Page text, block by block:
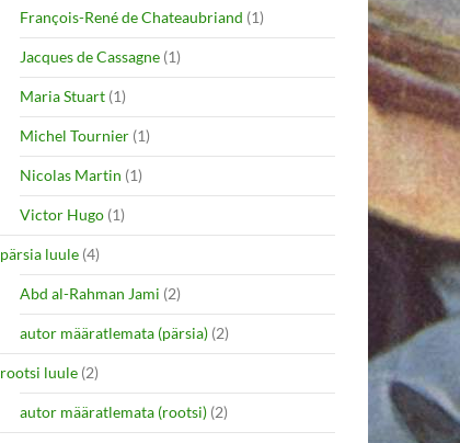
François-René de Chateaubriand (1)
Jacques de Cassagne (1)
Maria Stuart (1)
Michel Tournier (1)
Nicolas Martin (1)
Victor Hugo (1)
pärsia luule (4)
Abd al-Rahman Jami (2)
autor määratlemata (pärsia) (2)
rootsi luule (2)
autor määratlemata (rootsi) (2)